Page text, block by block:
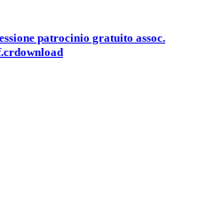
patrocinio gratuito assoc.